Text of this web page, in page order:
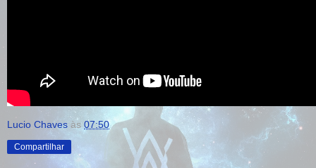
Lucio Chaves às 07:50
Compartilhar